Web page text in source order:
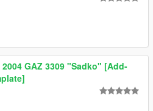
2004 GAZ 3309 "Sadko" [Add-